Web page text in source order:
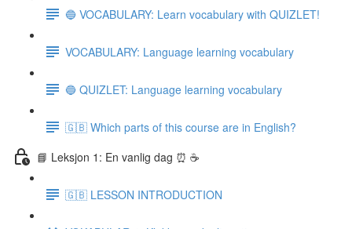
🔵 VOCABULARY: Learn vocabulary with QUIZLET!
VOCABULARY: Language learning vocabulary
🔵 QUIZLET: Language learning vocabulary
🇬🇧 Which parts of this course are in English?
📘 Leksjon 1: En vanlig dag ⏰ ☕️
🇬🇧 LESSON INTRODUCTION